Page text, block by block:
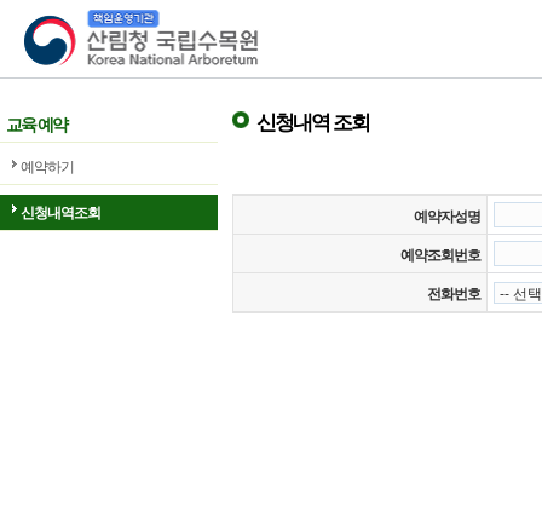
산림청 국립수목원
교육 예약
예약하기
신청내역조회
신청내역 조회
예약자성명
예약조회번호
전화번호